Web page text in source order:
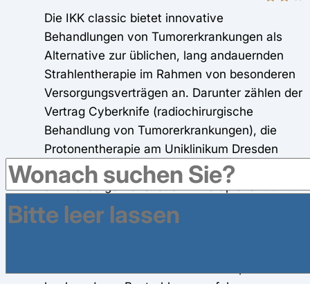
Die IKK classic bietet innovative
Behandlungen von Tumorerkrankungen als
Alternative zur üblichen, lang andauernden
Strahlentherapie im Rahmen von besonderen
Versorgungsverträgen an. Darunter zählen der
Vertrag Cyberknife (radiochirurgische
Behandlung von Tumorerkrankungen), die
Protonentherapie am Uniklinikum Dresden
sowie die Protonen-/Schwerionen-Therapie
am Marburger Ionenstrahl-Therapiezentrum.
InformationenAntragOnlineantrag